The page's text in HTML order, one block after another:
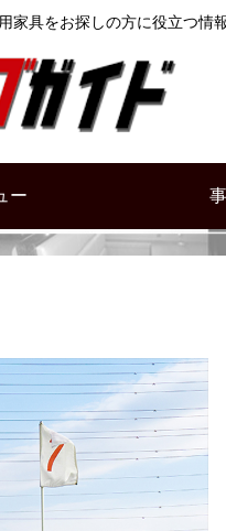
具をお探しの方に役立つ情
ー